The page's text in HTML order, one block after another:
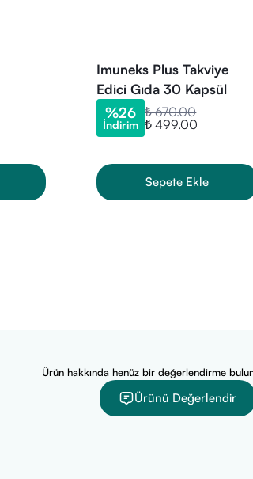
BRD)
µg RE (%87,5 BRD)
(%200 BRD)
µg (%400 BRD)
Imuneks Plus Takviye
Edici Gıda 30 Kapsül
%26
İndirim
₺ 670.00
₺ 499.00
Sepete Ekle
Ürün hakkında henüz bir değerlendirme
Ürünü Değerlendir